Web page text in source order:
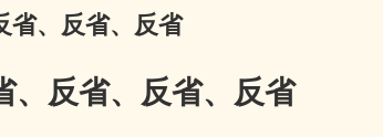
省、反省、反省
、反省、反省、反省